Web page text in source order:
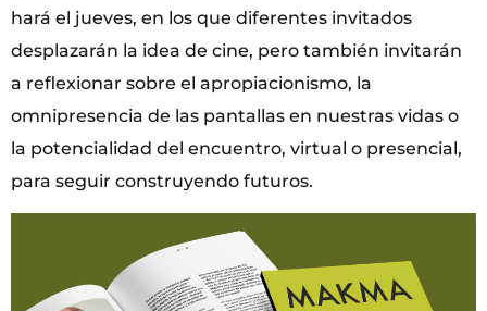
hará el jueves, en los que diferentes invitados
desplazarán la idea de cine, pero también invitarán
a reflexionar sobre el apropiacionismo, la
omnipresencia de las pantallas en nuestras vidas o
la potencialidad del encuentro, virtual o presencial,
para seguir construyendo futuros.